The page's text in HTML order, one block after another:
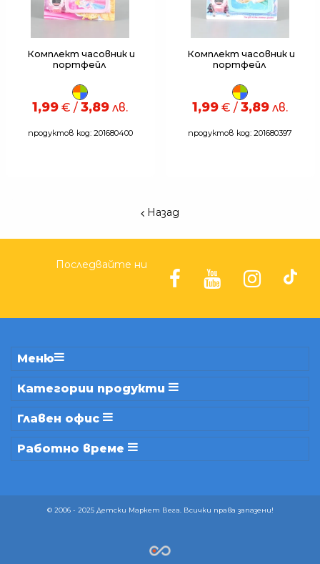
Комплект часовник и
портфейл
1,99 € / 3,89 лв.
продуктов код: 201680400
Комплект часовник и
портфейл
1,99 € / 3,89 лв.
продуктов код: 201680397
Назад
Последвайте ни
Меню
Категории продукти
Главен офис
Работно време
© 2006 - 2025 Детски Маркет Вега. Всички права запазени!